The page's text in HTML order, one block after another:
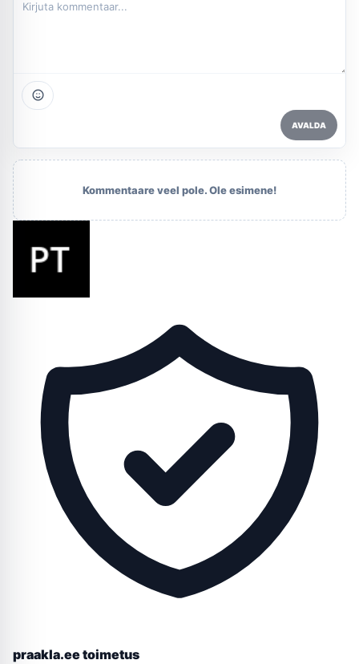
AVALDA
Kommentaare veel pole. Ole esimene!
praakla.ee toimetus